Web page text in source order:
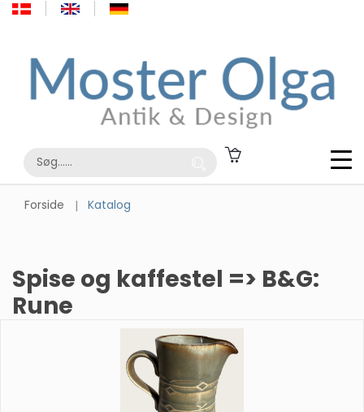
Forside Katalog
Spise og kaffestel => B&G:
Rune